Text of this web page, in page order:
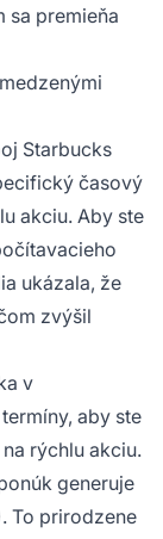
sa premieňa
Starbucks
časový
akciu. Aby ste
ukázala, že
zvýšil
v
aby ste
rýchlu akciu.
generuje
To prirodzene